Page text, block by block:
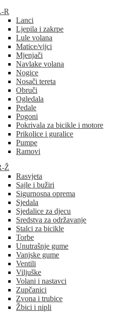
R
Lanci
Ljepila i zakrpe
Lule volana
Matice/vijci
Mjenjači
Navlake volana
Nogice
Nosači tereta
Obruči
Ogledala
Pedale
Pogoni
Pokrivala za bicikle i motore
Prikolice i guralice
Pumpe
Ramovi
Ž
Rasvjeta
Sajle i bužiri
Sigurnosna oprema
Sjedala
Sjedalice za djecu
Sredstva za održavanje
Stalci za bicikle
Torbe
Unutrašnje gume
Vanjske gume
Ventili
Viljuške
Volani i nastavci
Zupčanici
Zvona i trubice
Žbici i nipli